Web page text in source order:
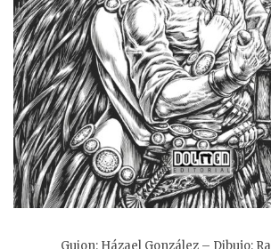
Guion: Házael González – Dibujo: